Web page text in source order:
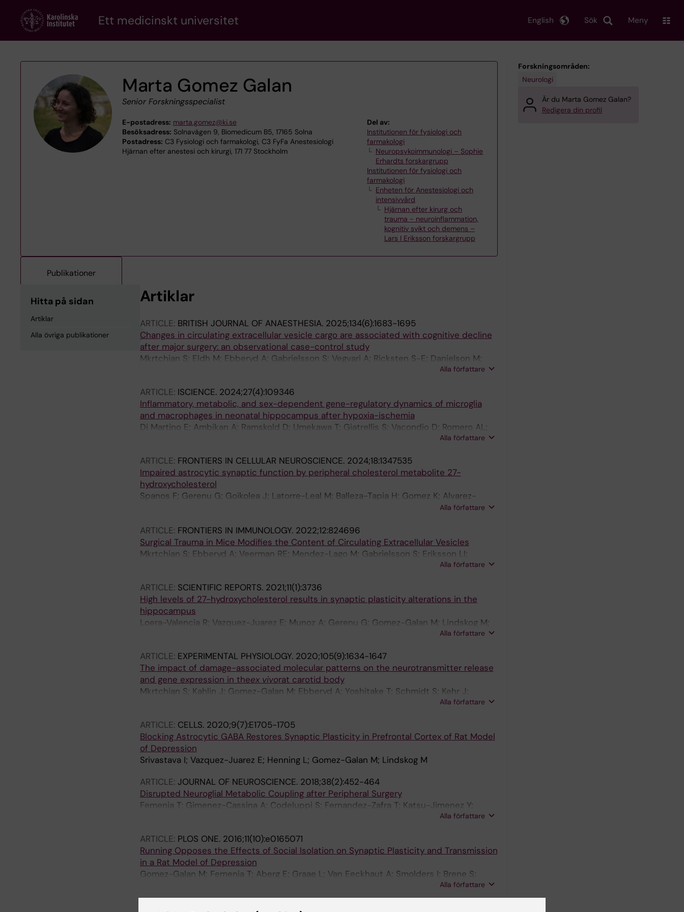
content
Ett medicinskt universitet Sök
English Meny
Marta Gomez Galan
Senior Forskningsspecialist
E-postadress: marta.gomez@ki.se
Besöksadress: Solnavägen 9, Biomedicum B5, 17165 Solna
Postadress: C3 Fysiologi och farmakologi, C3 FyFa Anestesiologi
Hjärnan efter anestesi och kirurgi, 171 77 Stockholm
Del av:
Institutionen för fysiologi och
farmakologi
Neuropsykoimmunologi – Sophie
Erhardts forskargrupp
Institutionen för fysiologi och
farmakologi
Enheten för Anestesiologi och
intensivvård
Hjärnan efter kirurg och
trauma - neuroinflammation,
kognitiv svikt och demens –
Lars I Eriksson forskargrupp
Publikationer
Hitta på sidan
Artiklar
Alla övriga publikationer
Artiklar
ARTICLE: BRITISH JOURNAL OF ANAESTHESIA. 2025;134(6):1683-1695
Changes in circulating extracellular vesicle cargo are associated with cognitive decline
after major surgery: an observational case-control study
Mkrtchian S; Eldh M; Ebberyd A; Gabrielsson S; Vegvari A; Ricksten S-E; Danielson M;
Alla författare
ARTICLE: ISCIENCE. 2024;27(4):109346
Inflammatory, metabolic, and sex-dependent gene-regulatory dynamics of microglia
and macrophages in neonatal hippocampus after hypoxia-ischemia
Di Martino E; Ambikan A; Ramskold D; Umekawa T; Giatrellis S; Vacondio D; Romero AL;
Alla författare
ARTICLE: FRONTIERS IN CELLULAR NEUROSCIENCE. 2024;18:1347535
Impaired astrocytic synaptic function by peripheral cholesterol metabolite 27-
hydroxycholesterol
Spanos F; Gerenu G; Goikolea J; Latorre-Leal M; Balleza-Tapia H; Gomez K; Alvarez-
Jimenez L; Piras A; Gomez-Galan M; Fisahn A; Cedazo-Minguez A; Maioli S; Loera-
Alla författare
ARTICLE: FRONTIERS IN IMMUNOLOGY. 2022;12:824696
Surgical Trauma in Mice Modifies the Content of Circulating Extracellular Vesicles
Mkrtchian S; Ebberyd A; Veerman RE; Mendez-Lago M; Gabrielsson S; Eriksson LI;
Alla författare
ARTICLE: SCIENTIFIC REPORTS. 2021;11(1):3736
High levels of 27-hydroxycholesterol results in synaptic plasticity alterations in the
hippocampus
Loera-Valencia R; Vazquez-Juarez E; Munoz A; Gerenu G; Gomez-Galan M; Lindskog M;
Alla författare
ARTICLE: EXPERIMENTAL PHYSIOLOGY. 2020;105(9):1634-1647
The impact of damage-associated molecular patterns on the neurotransmitter release
and gene expression in theex vivorat carotid body
Mkrtchian S; Kahlin J; Gomez-Galan M; Ebberyd A; Yoshitake T; Schmidt S; Kehr J;
Alla författare
ARTICLE: CELLS. 2020;9(7):E1705-1705
Blocking Astrocytic GABA Restores Synaptic Plasticity in Prefrontal Cortex of Rat Model
of Depression
Srivastava I; Vazquez-Juarez E; Henning L; Gomez-Galan M; Lindskog M
ARTICLE: JOURNAL OF NEUROSCIENCE. 2018;38(2):452-464
Disrupted Neuroglial Metabolic Coupling after Peripheral Surgery
Femenia T; Gimenez-Cassina A; Codeluppi S; Fernandez-Zafra T; Katsu-Jimenez Y;
Alla författare
ARTICLE: PLOS ONE. 2016;11(10):e0165071
Running Opposes the Effects of Social Isolation on Synaptic Plasticity and Transmission
in a Rat Model of Depression
Gomez-Galan M; Femenia T; Aberg E; Graae L; Van Eeckhaut A; Smolders I; Brene S;
Alla författare
Forskningsområden:
Neurologi
Är du Marta Gomez Galan?
Redigera din profil